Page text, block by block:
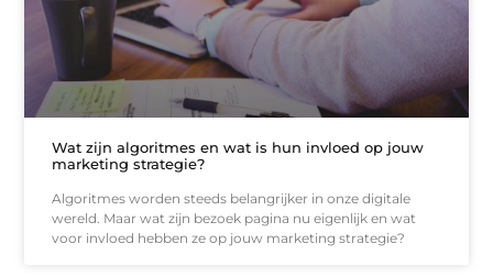
Wat zijn algoritmes en wat is hun invloed op jouw
marketing strategie?
Algoritmes worden steeds belangrijker in onze digitale
wereld. Maar wat zijn bezoek pagina nu eigenlijk en wat
voor invloed hebben ze op jouw marketing strategie?